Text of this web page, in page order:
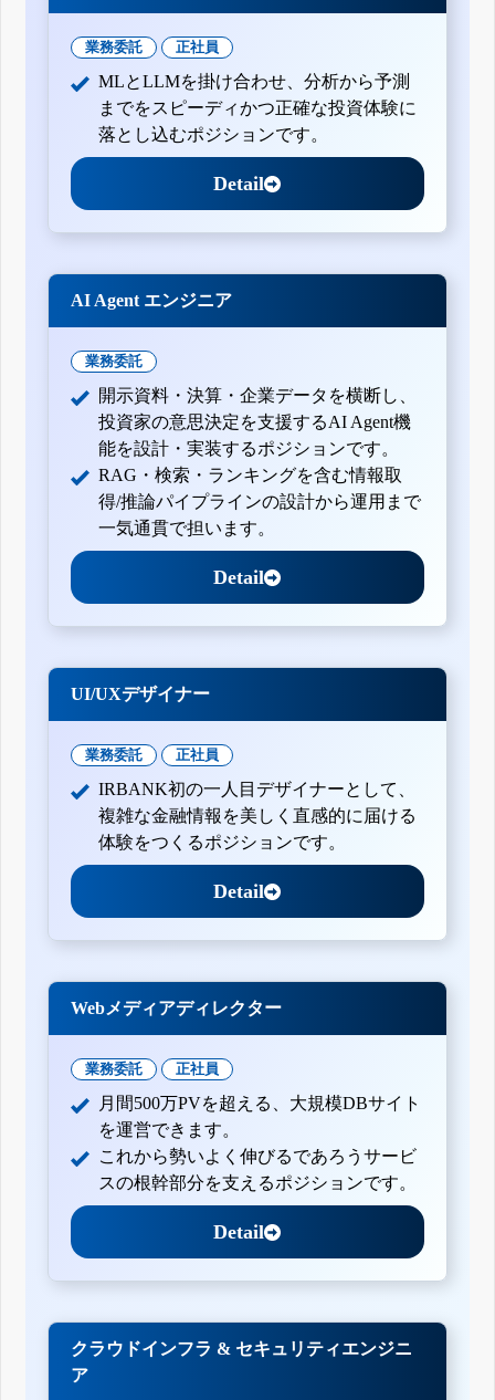
業務委託 正社員
MLとLLMを掛け合わせ、分析から予測
までをスピーディかつ正確な投資体験に
落とし込むポジションです。
Detail
AI Agent エンジニア
業務委託
開示資料・決算・企業データを横断し、
投資家の意思決定を支援するAI Agent機
能を設計・実装するポジションです。
RAG・検索・ランキングを含む情報取
得/推論パイプラインの設計から運用まで
一気通貫で担います。
Detail
UI/UXデザイナー
業務委託 正社員
IRBANK初の一人目デザイナーとして、
複雑な金融情報を美しく直感的に届ける
体験をつくるポジションです。
Detail
Webメディアディレクター
業務委託 正社員
月間500万PVを超える、大規模DBサイト
を運営できます。
これから勢いよく伸びるであろうサービ
スの根幹部分を支えるポジションです。
Detail
クラウドインフラ & セキュリティエンジニ
ア